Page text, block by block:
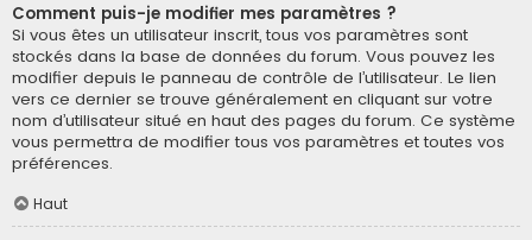
Comment puis-je modifier mes paramètres ?
Si vous êtes un utilisateur inscrit, tous vos paramètres sont
stockés dans la base de données du forum. Vous pouvez les
modifier depuis le panneau de contrôle de l’utilisateur. Le lien
vers ce dernier se trouve généralement en cliquant sur votre
nom d’utilisateur situé en haut des pages du forum. Ce système
vous permettra de modifier tous vos paramètres et toutes vos
préférences.
Haut